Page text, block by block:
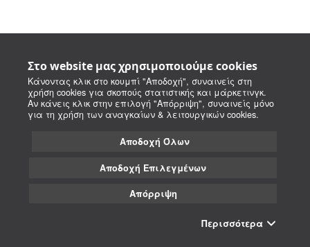
Στο website μας χρησιμοποιούμε cookies
Κάνοντας κλικ στο κουμπί "Αποδοχή", συναινείς στη
χρήση cookies για σκοπούς στατιστικής και μάρκετινγκ.
Αν κάνεις κλικ στην επιλογή "Απόρριψη", συναινείς μόνο
για τη χρήση των αναγκαίων & λειτουργικών cookies.
Αποδοχή Όλων
Αποδοχή Επιλεγμένων
Απόρριψη
Περισσότερα